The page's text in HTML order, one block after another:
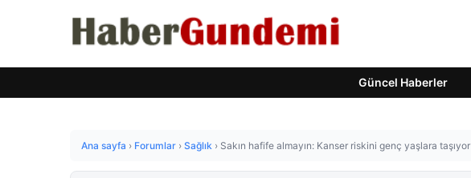
Güncel Haberler
Ana sayfa › Forumlar › Sağlık › Sakın hafife almayın: Kanser riskini genç yaşlara taşıyor